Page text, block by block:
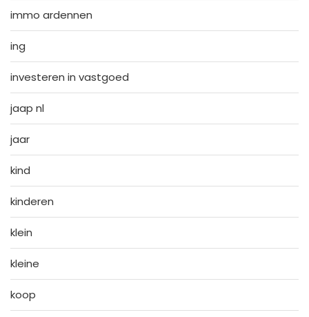
immo ardennen
ing
investeren in vastgoed
jaap nl
jaar
kind
kinderen
klein
kleine
koop